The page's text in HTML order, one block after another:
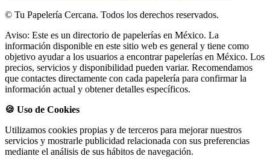
© Tu Papelería Cercana. Todos los derechos reservados.
Aviso: Este es un directorio de papelerías en México. La
información disponible en este sitio web es general y tiene como
objetivo ayudar a los usuarios a encontrar papelerías en México. Los
precios, servicios y disponibilidad pueden variar. Recomendamos
que contactes directamente con cada papelería para confirmar la
información actual y obtener detalles específicos.
🍪 Uso de Cookies
Utilizamos cookies propias y de terceros para mejorar nuestros
servicios y mostrarle publicidad relacionada con sus preferencias
mediante el análisis de sus hábitos de navegación.